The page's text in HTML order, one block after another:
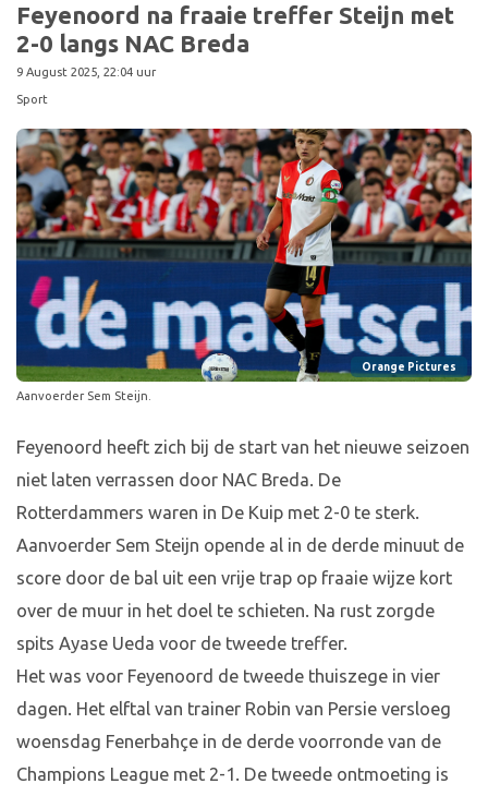
Feyenoord na fraaie treffer Steijn met
2-0 langs NAC Breda
9 August 2025, 22:04 uur
Sport
Orange Pictures
Aanvoerder Sem Steijn.
Feyenoord heeft zich bij de start van het nieuwe seizoen
niet laten verrassen door NAC Breda. De
Rotterdammers waren in De Kuip met 2-0 te sterk.
Aanvoerder Sem Steijn opende al in de derde minuut de
score door de bal uit een vrije trap op fraaie wijze kort
over de muur in het doel te schieten. Na rust zorgde
spits Ayase Ueda voor de tweede treffer.
Het was voor Feyenoord de tweede thuiszege in vier
dagen. Het elftal van trainer Robin van Persie versloeg
woensdag Fenerbahçe in de derde voorronde van de
Champions League met 2-1. De tweede ontmoeting is